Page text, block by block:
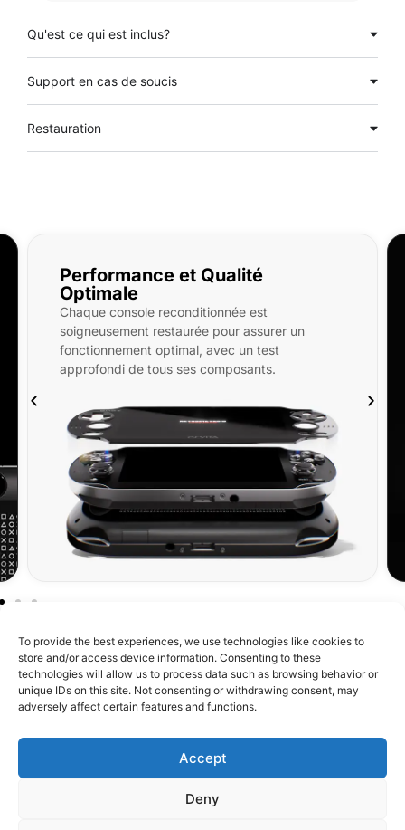
To provide the best experiences, we use technologies like cookies to
store and/or access device information. Consenting to these
technologies will allow us to process data such as browsing behavior or
unique IDs on this site. Not consenting or withdrawing consent, may
adversely affect certain features and functions.
Accept
Deny
Qu'est ce qui est inclus?
Support en cas de soucis
Restauration
Performance et Qualité
Optimale
Chaque console reconditionnée est
soigneusement restaurée pour assurer un
fonctionnement optimal, avec un test
approfondi de tous ses composants.
À propos de RetroMetroid
Boutique